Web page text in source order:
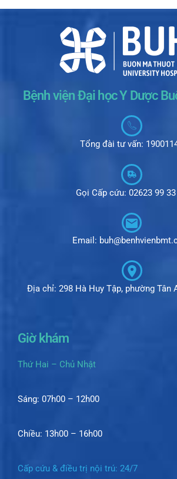
Bệnh viện Đại học Y Dược
Tổng đài tư vấn:
Gọi Cấp cứu: 02623 99
Email:
Địa chỉ: 298 Hà Huy Tập, phường Tân
Giờ khám
Thứ Hai – Chủ Nhật
Sáng: 07h00 – 12h00
Chiều: 13h00 – 16h00
Cấp cứu & điều trị nội trú: 24/7